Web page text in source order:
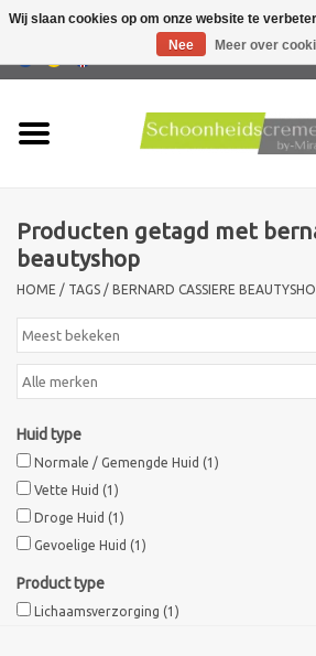
Producten
Huidproblemen
Mannen verzorging
Nieuw !!
Sothys Paris
Mila d'Opiz
Producten getagd met
beautyshop
HOME / TAGS / BERNARD CASSIERE
Huid type
Normale / Gemengde Huid (1)
Vette Huid (1)
Droge Huid (1)
Gevoelige Huid (1)
Product type
Lichaamsverzorging (1)
Wij slaan cookies op om onze website te
Nee
Meer over